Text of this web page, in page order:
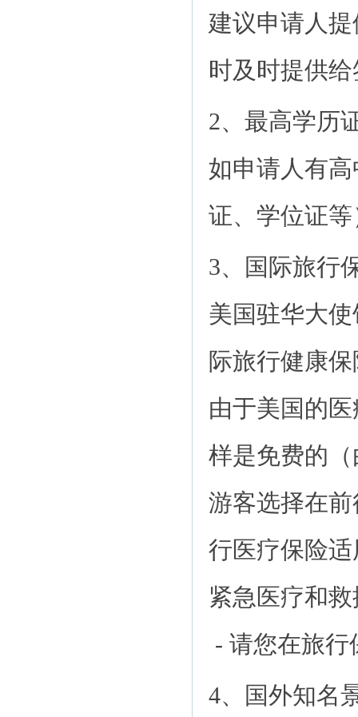
建议申请人
时及时提供
2、最高学历
如申请人有
证、学位证等
3、国际旅行
美国驻华大
际旅行健康
由于美国的
样是免费的
游客选择在
行医疗保险
紧急医疗和
- 请您在旅行
4、国外知名